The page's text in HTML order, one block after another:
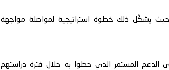
يشكّل ذلك خطوة استراتيجية لمواصلة مواجهة
الدعم المستمر الذي حظوا به خلال فترة دراستهم